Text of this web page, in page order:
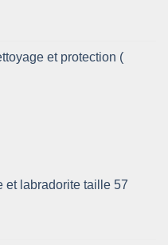
et protection (
et labradorite taille 57